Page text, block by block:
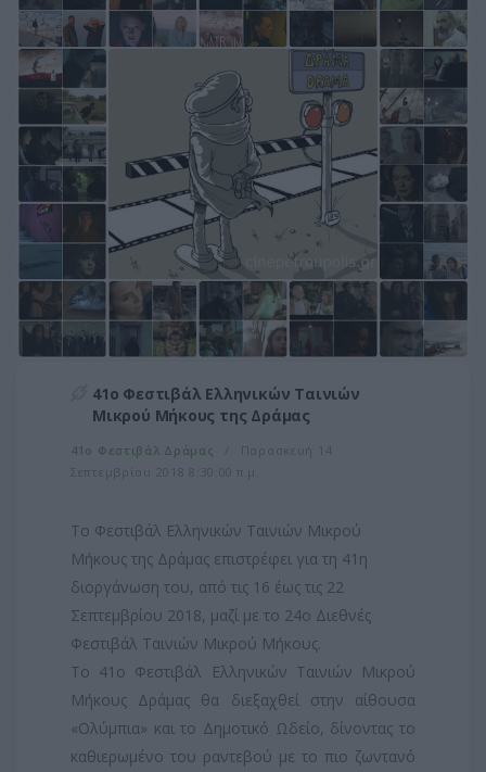
41ο Φεστιβάλ Ελληνικών Ταινιών
Μικρού Μήκους της Δράμας
41ο Φεστιβάλ Δράμας
Παρασκευή 14
Σεπτεμβρίου 2018 8:30:00 π.μ.
Το Φεστιβάλ Ελληνικών Ταινιών Μικρού
Μήκους της Δράμας επιστρέφει για τη 41η
διοργάνωση του, από τις 16 έως τις 22
Σεπτεμβρίου 2018, μαζί με το 24ο Διεθνές
Φεστιβάλ Ταινιών Μικρού Μήκους.
Το 41ο Φεστιβάλ Ελληνικών Ταινιών Μικρού
Μήκους Δράμας θα διεξαχθεί στην αίθουσα
«Ολύμπια» και το Δημοτικό Ωδείο, δίνοντας το
καθιερωμένο του ραντεβού με το πιο ζωντανό